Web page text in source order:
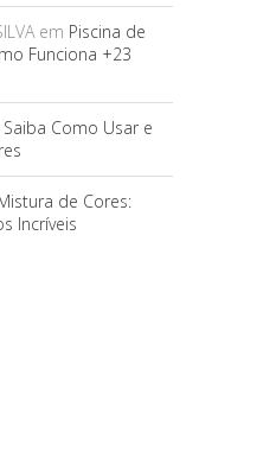
em Piscina de
Funciona +23
Como Usar e
de Cores:
Incríveis